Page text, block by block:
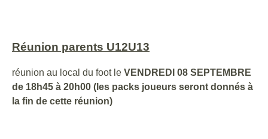
Réunion parents U12U13
réunion au local du foot le VENDREDI 08 SEPTEMBRE
de 18h45 à 20h00 (les packs joueurs seront donnés à
la fin de cette réunion)